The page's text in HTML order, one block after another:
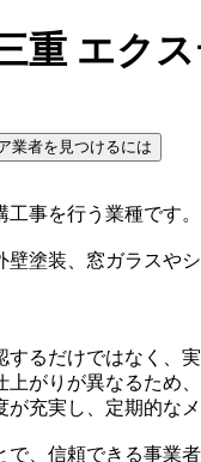
重 エク
業者を見つけるには
事を行う業種です
壁塗装、窓ガラスや
るだけではなく、
がりが異なるため
充実し、定期的な
、信頼できる事業